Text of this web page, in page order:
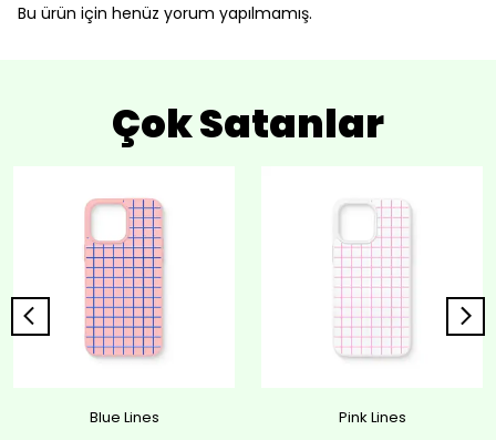
Bu ürün için henüz yorum yapılmamış.
Çok Satanlar
Blue Lines Pink Lines